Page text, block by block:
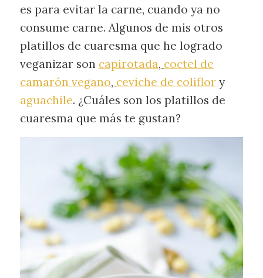
es para evitar la carne, cuando ya no
consume carne. Algunos de mis otros
platillos de cuaresma que he logrado
veganizar son capirotada, coctel de
camarón vegano, ceviche de coliflory
aguachile. ¿Cuáles son los platillos de
cuaresma que más te gustan?